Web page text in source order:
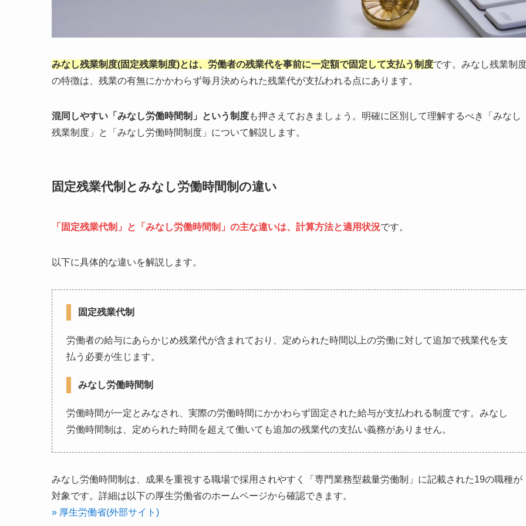
みなし残業制度(固定残業制度)とは、労働者の残業代を事前に一定額で固定して支払う制度です。みなし残業制
の特徴は、残業の有無にかかわらず毎月決められた残業代が支払われる点にあります。
混同しやすい「みなし労働時間制」という制度も押さえておきましょう。明確に区別して理解するべき「みなし
残業制度」と「みなし労働時間制度」について解説します。
固定残業代制とみなし労働時間制の違い
「固定残業代制」と「みなし労働時間制」の主な違いは、計算方法と適用状況です。
以下に具体的な違いを解説します。
固定残業代制
労働者の給与にあらかじめ残業代が含まれており、定められた時間以上の労働に対して追加で残業代を支
払う必要が生じます。
みなし労働時間制
労働時間が一定とみなされ、実際の労働時間にかかわらず固定された給与が支払われる制度です。みなし
労働時間制は、定められた時間を超えて働いても追加の残業代の支払い義務がありません。
みなし労働時間制は、成果を重視する職場で採用されやすく「専門業務型裁量労働制」に記載された19の職種が
対象です。詳細は以下の厚生労働省のホームページから確認できます。
» 厚生労働省(外部サイト)